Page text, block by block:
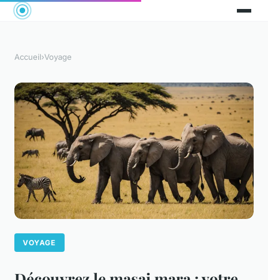
Accueil›Voyage
VOYAGE